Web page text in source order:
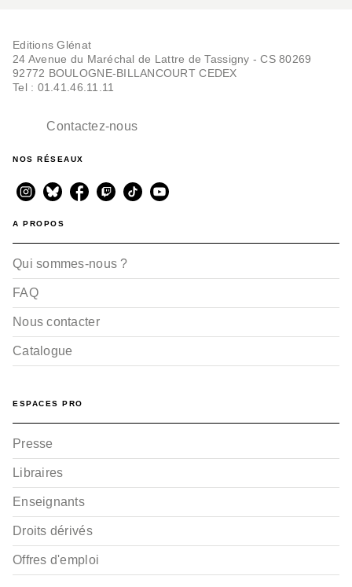
Editions Glénat
24 Avenue du Maréchal de Lattre de Tassigny - CS 80269
92772 BOULOGNE-BILLANCOURT CEDEX
Tel : 01.41.46.11.11
Contactez-nous
NOS RÉSEAUX
A PROPOS
Qui sommes-nous ?
FAQ
Nous contacter
Catalogue
ESPACES PRO
Presse
Libraires
Enseignants
Droits dérivés
Offres d'emploi